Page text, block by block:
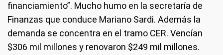
financiamiento”. Mucho humo en la secretaría de
Finanzas que conduce Mariano Sardi. Además la
demanda se concentra en el tramo CER. Vencían
$306 mil millones y renovaron $249 mil millones.